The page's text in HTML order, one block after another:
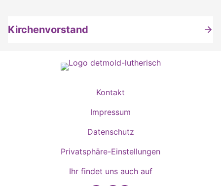
Kirchenvorstand
Kontakt
Impressum
Datenschutz
Privatsphäre-Einstellungen
Ihr findet uns auch auf